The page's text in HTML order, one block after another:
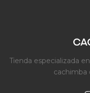
Tienda especializada
cachimba